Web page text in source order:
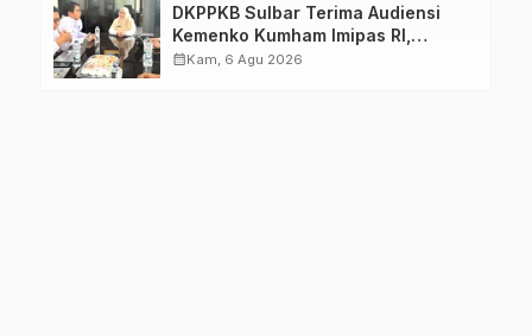
DKPPKB Sulbar Terima Audiensi
Kemenko Kumham Imipas RI,
Perkuat Pelayanan Kesehatan bagi
calendar_monthKam, 6 Agu 2026